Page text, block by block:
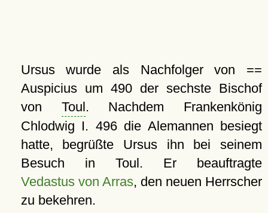
Ursus wurde als Nachfolger von ==
Auspicius um 490 der sechste Bischof
von Toul. Nachdem Frankenkönig
Chlodwig I. 496 die Alemannen besiegt
hatte, begrüßte Ursus ihn bei seinem
Besuch in Toul. Er beauftragte
Vedastus von Arras, den neuen Herrscher
zu bekehren.